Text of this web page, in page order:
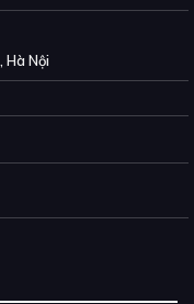
Hà Nội